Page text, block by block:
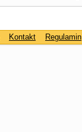
Kontakt Regulamin